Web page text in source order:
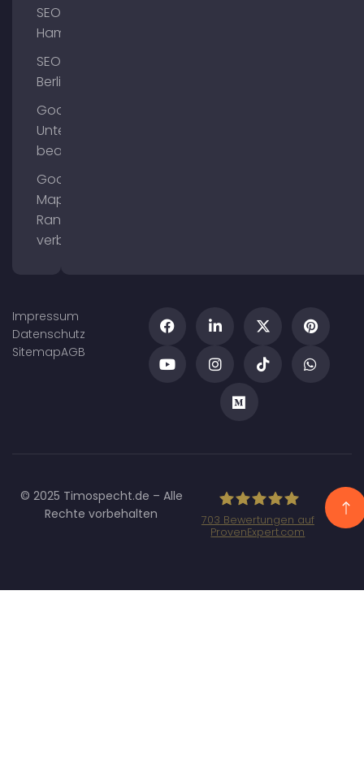
SEO
Hamburg
SEO
Berlin
Google
Unternehmensprofil
bearbeiten
Google
Maps
Ranking
verbessern
Impressum
Datenschutz
SitemapAGB
© 2025 Timospecht.de – Alle
Rechte vorbehalten
Marketing GmbH
703 Bewertungen auf
ProvenExpert.com